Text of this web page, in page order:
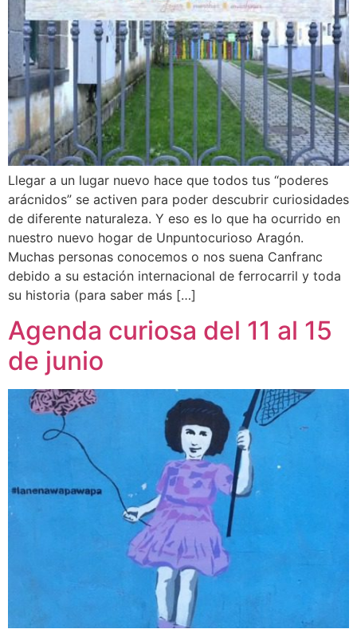
Llegar a un lugar nuevo hace que todos tus “poderes
arácnidos” se activen para poder descubrir curiosidades
de diferente naturaleza. Y eso es lo que ha ocurrido en
nuestro nuevo hogar de Unpuntocurioso Aragón.
Muchas personas conocemos o nos suena Canfranc
debido a su estación internacional de ferrocarril y toda
su historia (para saber más […]
Agenda curiosa del 11 al 15
de junio